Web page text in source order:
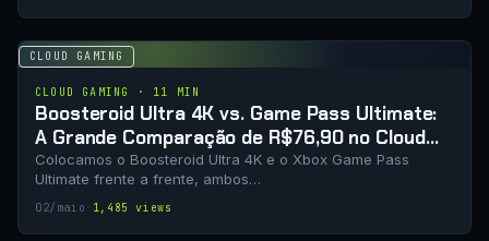
CLOUD GAMING
CLOUD GAMING · 11 MIN
Boosteroid Ultra 4K vs. Game Pass Ultimate:
A Grande Comparação de R$76,90 no Cloud
Gaming
Colocamos o Boosteroid Ultra 4K e o Xbox Game Pass
Ultimate frente a frente, ambos…
02/maio · 1,485 views